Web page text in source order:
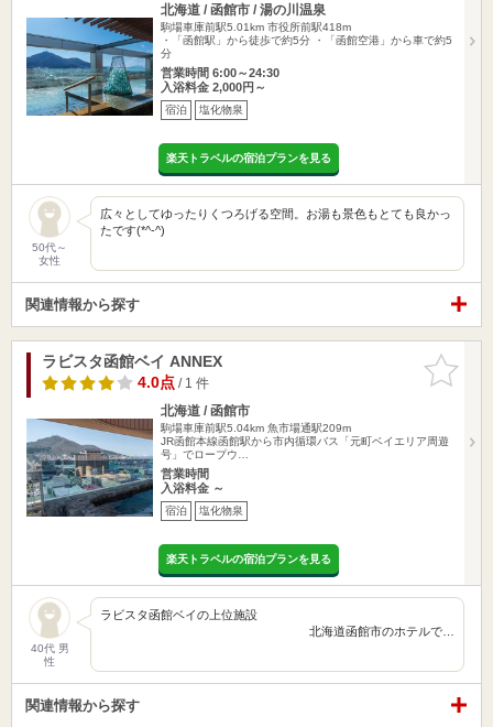
北海道 / 函館市 / 湯の川温泉
駒場車庫前駅5.01km 市役所前駅418m
・「函館駅」から徒歩で約5分 ・「函館空港」から車で約5
分
営業時間 6:00～24:30
入浴料金 2,000円～
宿泊 塩化物泉
楽天トラベルの宿泊プランを見る
50代～
女性
広々としてゆったりくつろげる空間。お湯も景色もとても良かっ
たです(*^-^)
関連情報から探す
お気に入
りに追加
ラビスタ函館ベイ ANNEX
4.0点/ 1 件
北海道 / 函館市
駒場車庫前駅5.04km 魚市場通駅209m
JR函館本線函館駅から市内循環バス「元町ベイエリア周遊
号」でロープウ…
営業時間
入浴料金 ～
宿泊 塩化物泉
楽天トラベルの宿泊プランを見る
40代 男
性
ラビスタ函館ベイの上位施設
北海道函館市のホテルで…
関連情報から探す